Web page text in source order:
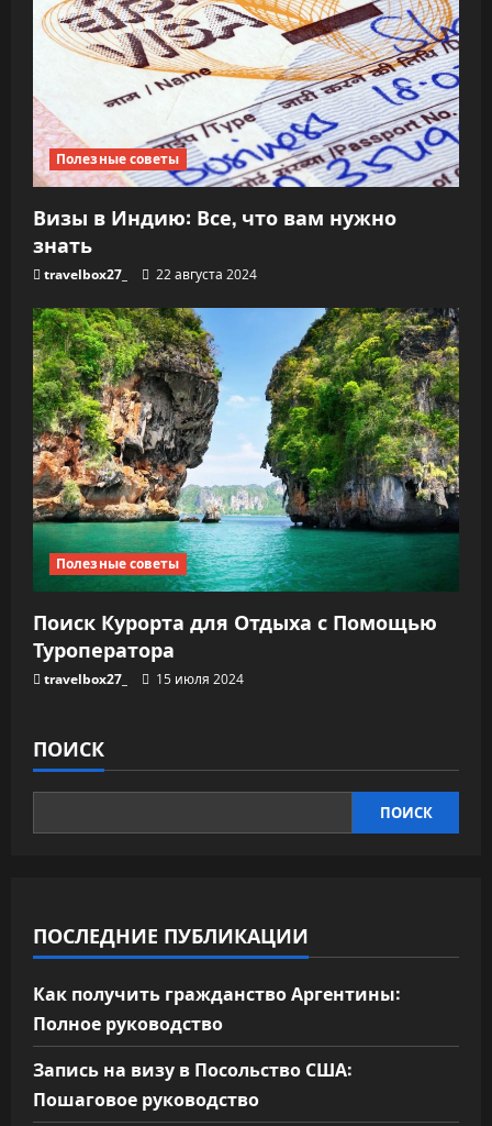
Полезные советы
Визы в Индию: Все, что вам нужно
знать
travelbox27_ 22 августа 2024
Полезные советы
Поиск Курорта для Отдыха с Помощью
Туроператора
travelbox27_ 15 июля 2024
ПОИСК
ПОИСК
ПОСЛЕДНИЕ ПУБЛИКАЦИИ
Как получить гражданство Аргентины:
Полное руководство
Запись на визу в Посольство США:
Пошаговое руководство